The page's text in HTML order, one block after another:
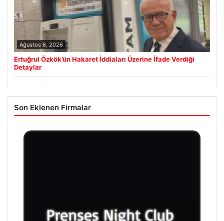
Ağustos 6, 2026
Ertuğrul Özkök’ün Hakaret İddiaları Üzerine İfade Verdiği
Detaylar
Son Eklenen Firmalar